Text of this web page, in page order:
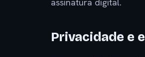
Privacidade e